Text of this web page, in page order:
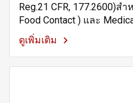
Reg.21 CFR, 177.2600)
Food Contact ) และ
ดูเพิ่มเติม